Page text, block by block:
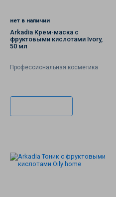
нет в наличии
Arkadia Крем-маска с
фруктовыми кислотами Ivory,
50 мл
Профессиональная косметика